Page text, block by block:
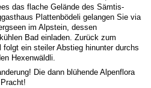
das flache Gelände des Sämtis-
Plattenbödeli gelangen Sie via
im Alpstein, dessen
Bad einladen. Zurück zum
ein steiler Abstieg hinunter durchs
Hexenwäldli.
Die dann blühende Alpenflora